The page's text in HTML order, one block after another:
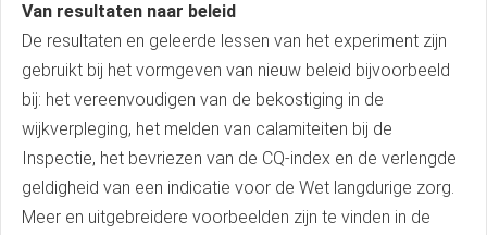
Van resultaten naar beleid
De resultaten en geleerde lessen van het experiment zijn
gebruikt bij het vormgeven van nieuw beleid bijvoorbeeld
bij: het vereenvoudigen van de bekostiging in de
wijkverpleging, het melden van calamiteiten bij de
Inspectie, het bevriezen van de CQ-index en de verlengde
geldigheid van een indicatie voor de Wet langdurige zorg.
Meer en uitgebreidere voorbeelden zijn te vinden in de